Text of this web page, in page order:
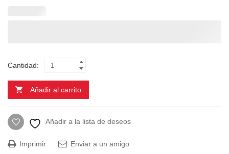
Cantidad:
Añadir al carrito
Añadir a la lista de deseos
Imprimir Enviar a un amigo